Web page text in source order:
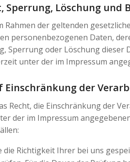
Sperrung, Löschung und
Rahmen der geltenden
personenbezogenen Daten,
Sperrung oder Löschung dieser
unter der im Impressum
Einschränkung der
Recht, die Einschränkung der
der im Impressum
die Richtigkeit Ihrer bei uns